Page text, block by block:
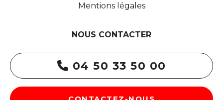
Mentions légales
NOUS CONTACTER
04 50 33 50 00